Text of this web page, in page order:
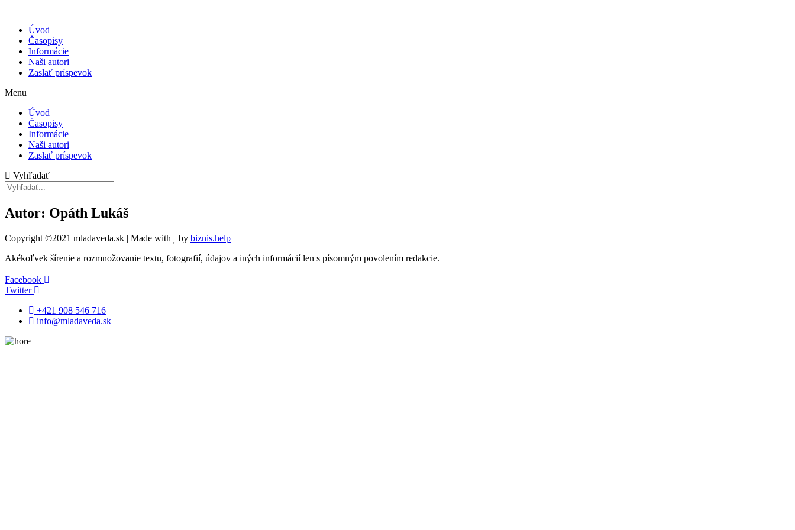
Úvod
Časopisy
Informácie
Naši autori
Zaslať príspevok
Menu
Úvod
Časopisy
Informácie
Naši autori
Zaslať príspevok
Vyhľadať
Autor: Opáth Lukáš
Copyright ©2021 mladaveda.sk | Made with by biznis.help
Akékoľvek šírenie a rozmnožovanie textu, fotografií, údajov a iných informácií len s písomným povolením redakcie.
Facebook
Twitter
+421 908 546 716
info@mladaveda.sk